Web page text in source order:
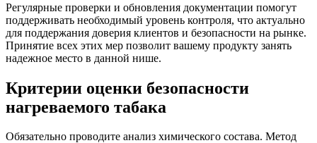
Регулярные проверки и обновления документации помогут
поддерживать необходимый уровень контроля, что актуально
для поддержания доверия клиентов и безопасности на рынке.
Принятие всех этих мер позволит вашему продукту занять
надежное место в данной нише.
Критерии оценки безопасности
нагреваемого табака
Обязательно проводите анализ химического состава. Метод